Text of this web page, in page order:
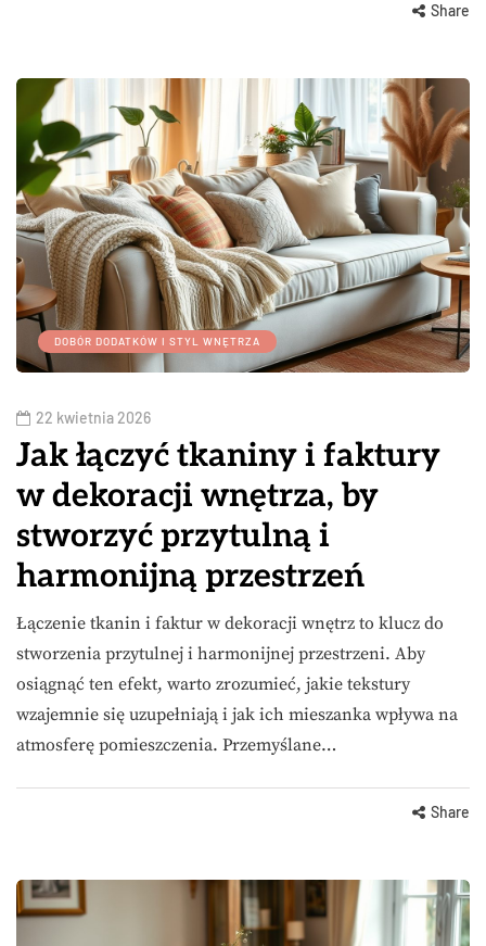
Share
DOBÓR DODATKÓW I STYL WNĘTRZA
22 kwietnia 2026
Jak łączyć tkaniny i faktury
w dekoracji wnętrza, by
stworzyć przytulną i
harmonijną przestrzeń
Łączenie tkanin i faktur w dekoracji wnętrz to klucz do
stworzenia przytulnej i harmonijnej przestrzeni. Aby
osiągnąć ten efekt, warto zrozumieć, jakie tekstury
wzajemnie się uzupełniają i jak ich mieszanka wpływa na
atmosferę pomieszczenia. Przemyślane…
Share